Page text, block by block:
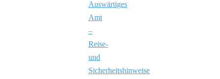
Auswärtiges
Amt
–
Reise-
und
Sicherheitshinweise